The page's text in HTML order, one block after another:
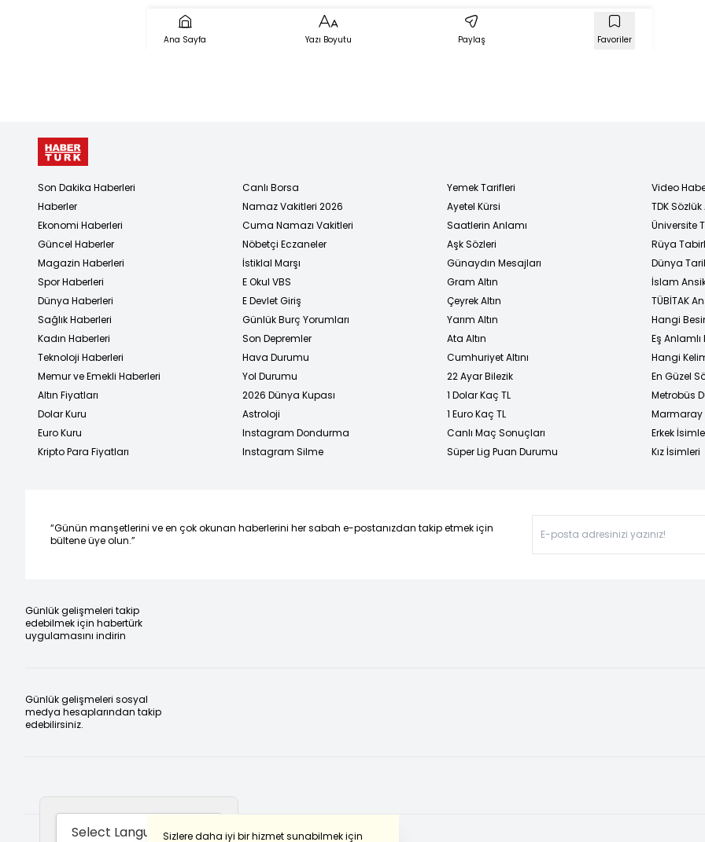
Ana Sayfa Yazı Boyutu Paylaş Favoriler
Sizlere daha iyi bir hizmet sunabilmek için
Son Dakika Haberleri
Haberler
Ekonomi Haberleri
Güncel Haberler
Magazin Haberleri
Spor Haberleri
Dünya Haberleri
Sağlık Haberleri
Kadın Haberleri
Teknoloji Haberleri
Memur ve Emekli Haberleri
Altın Fiyatları
Dolar Kuru
Euro Kuru
Kripto Para Fiyatları
Canlı Borsa
Namaz Vakitleri 2026
Cuma Namazı Vakitleri
Nöbetçi Eczaneler
İstiklal Marşı
E Okul VBS
E Devlet Giriş
Günlük Burç Yorumları
Son Depremler
Hava Durumu
Yol Durumu
2026 Dünya Kupası
Astroloji
Instagram Dondurma
Instagram Silme
Yemek Tarifleri
Ayetel Kürsi
Saatlerin Anlamı
Aşk Sözleri
Günaydın Mesajları
Gram Altın
Çeyrek Altın
Yarım Altın
Ata Altın
Cumhuriyet Altını
22 Ayar Bilezik
1 Dolar Kaç TL
1 Euro Kaç TL
Canlı Maç Sonuçları
Süper Lig Puan Durumu
Video
TDK
Üniversite
Rüya
Dünya
İslam
TÜBİTAK
Hangi
Eş
Hangi
En Güzel
Metrobüs
Marmaray
Erkek
Kız İsimleri
“Günün manşetlerini ve en çok okunan haberlerini her sabah e-postanızdan takip etmek için
bültene üye olun.”
Günlük gelişmeleri takip
edebilmek için habertürk
uygulamasını indirin
Günlük gelişmeleri sosyal
medya hesaplarından takip
edebilirsiniz.